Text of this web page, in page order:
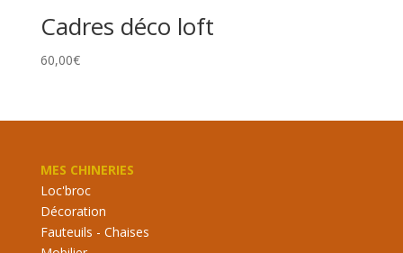
Cadres déco loft
60,00€
MES CHINERIES
Loc'broc
Décoration
Fauteuils - Chaises